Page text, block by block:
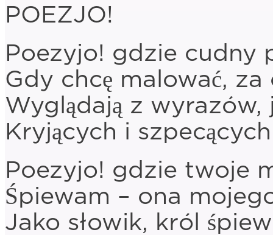
POEZJO!
Poezyjo! gdzie cudny
Gdy chcę malować,
Wyglądają z
Kryjących i
Poezyjo! gdzie twoje
Śpiewam – ona
Jako słowik, król